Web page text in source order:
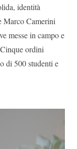
identità
Marco Camerini
messe in campo e
ordini
di 500 studenti e